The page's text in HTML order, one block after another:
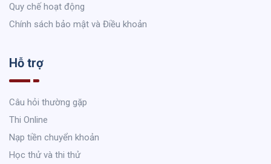
Quy chế hoạt động
Chính sách bảo mật và Điều khoản
Hỗ trợ
Câu hỏi thường gặp
Thi Online
Nạp tiền chuyển khoản
Học thử và thi thử